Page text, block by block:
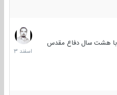
هشت سال دفاع مقدس
20
اسفند
1403